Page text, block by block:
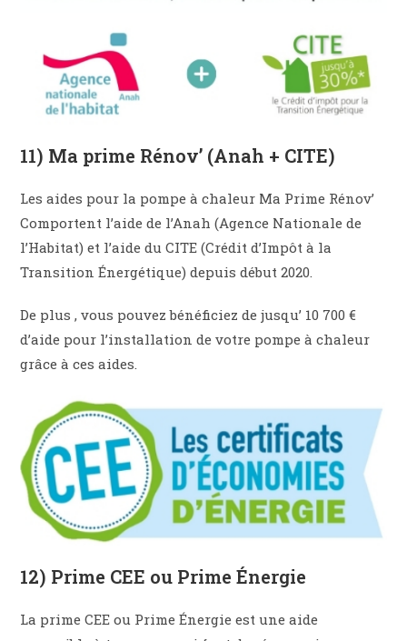
11) Ma prime Rénov’ (Anah + CITE)
Les aides pour la pompe à chaleur Ma Prime Rénov’
Comportent l’aide de l’Anah (Agence Nationale de
l’Habitat) et l’aide du CITE (Crédit d’Impôt à la
Transition Énergétique) depuis début 2020.
De plus , vous pouvez bénéficiez de jusqu’ 10 700 €
d’aide pour l’installation de votre pompe à chaleur
grâce à ces aides.
12) Prime CEE ou Prime Énergie
La prime CEE ou Prime Énergie est une aide